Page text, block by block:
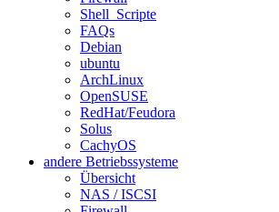
Shell_Scripte
FAQs
Debian
ubuntu
ArchLinux
OpenSUSE
RedHat/Feudora
Solus
CachyOS
andere Betriebssysteme
Übersicht
NAS / ISCSI